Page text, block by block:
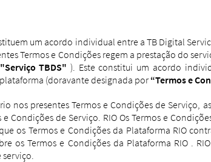
um acordo individual entre a TB Digital
Termos e Condições regem a prestação do
"Serviço TBDS" ). Este constitui um acordo
(doravante designada por “Termos e
nos presentes Termos e Condições de
Condições de Serviço. RIO Os Termos e
os Termos e Condições da Plataforma RIO
os Termos e Condições da Plataforma RIO .